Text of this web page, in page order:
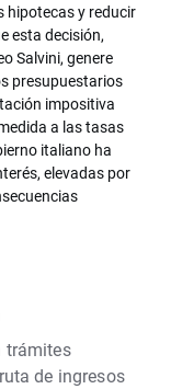
hipotecas y reducir
esta decisión,
Salvini, genere
presupuestarios
impositiva
a las tasas
italiano ha
elevadas por
trámites
de ingresos